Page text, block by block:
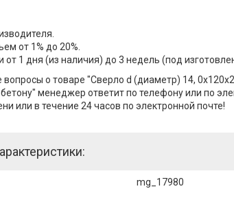
от 1% до 20%.
от 1 дня (из наличия) до 3 недель (под
о товаре "Сверло d (диаметр) 14,
менеджер ответит по телефону или по
или в течение 24 часов по электронной почте!
mg_17980